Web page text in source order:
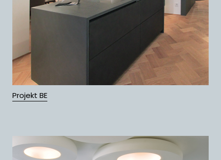
Projekt BE